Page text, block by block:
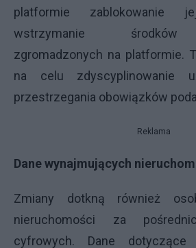
platformie zablokowanie
wstrzymanie środków
zgromadzonych na platformie.
na celu zdyscyplinowanie
przestrzegania obowiązków
Reklama
Dane wynajmujących
Zmiany dotkną również
nieruchomości za
cyfrowych. Dane dotyczące